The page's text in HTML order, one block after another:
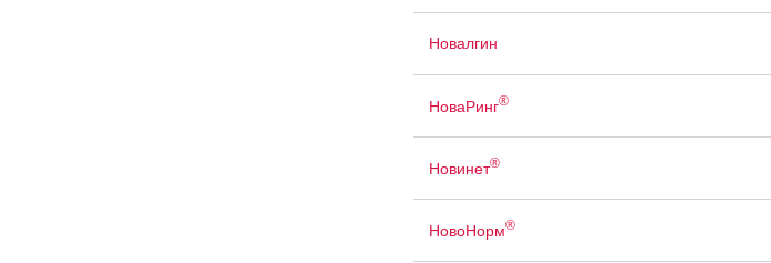
Новалгин
НоваРинг®
Новинет®
НовоНорм®